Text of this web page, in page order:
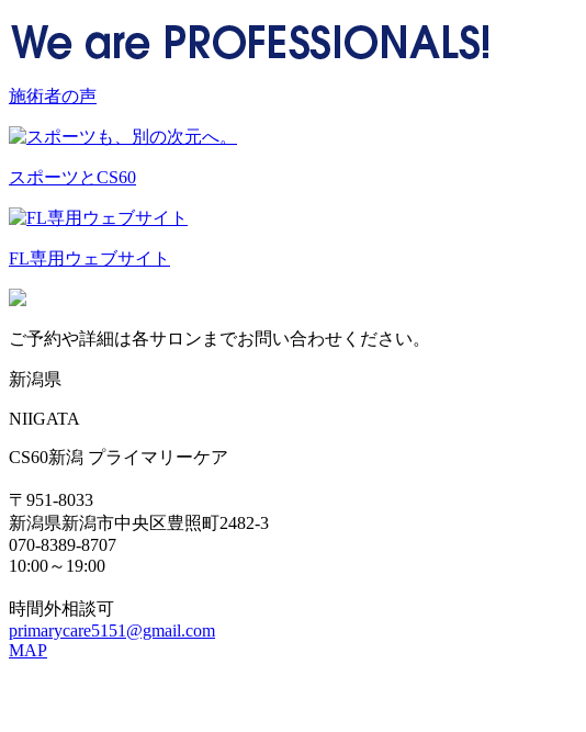
施術者の声
スポーツとCS60
FL専用ウェブサイト
ご予約や詳細は各サロンまでお問い合わせください。
新潟県
NIIGATA
CS60新潟 プライマリーケア
〒951-8033
新潟県新潟市中央区豊照町2482-3
070-8389-8707
10:00～19:00
時間外相談可
primarycare5151@gmail.com
MAP